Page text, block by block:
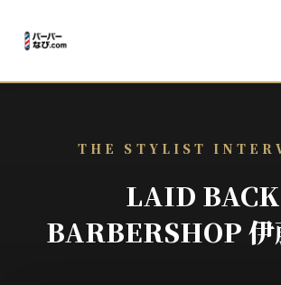
THE STYLIST
LAID BACK
BARBERSHOP 伊